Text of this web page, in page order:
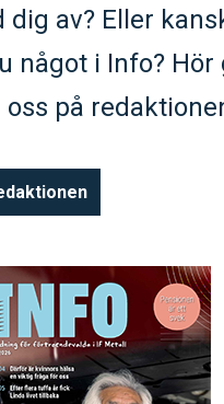
dig av? Eller
något i Info? Hör
på